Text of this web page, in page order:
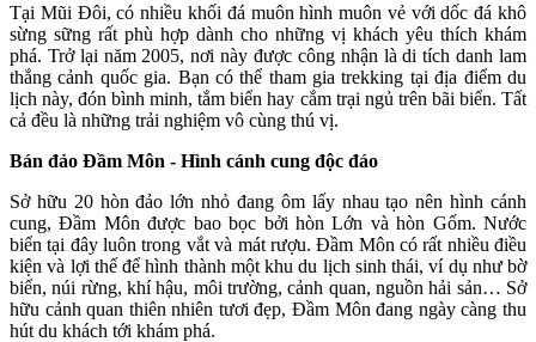
Tại Mũi Đôi, có nhiều khối đá muôn hình muôn vẻ với dốc đá khô
sừng sững rất phù hợp dành cho những vị khách yêu thích khám
phá. Trở lại năm 2005, nơi này được công nhận là di tích danh lam
thắng cảnh quốc gia. Bạn có thể tham gia trekking tại địa điểm du
lịch này, đón bình minh, tắm biển hay cắm trại ngủ trên bãi biển. Tất
cả đều là những trải nghiệm vô cùng thú vị.
Bán đảo Đầm Môn - Hình cánh cung độc đáo
Sở hữu 20 hòn đảo lớn nhỏ đang ôm lấy nhau tạo nên hình cánh
cung, Đầm Môn được bao bọc bởi hòn Lớn và hòn Gốm. Nước
biển tại đây luôn trong vắt và mát rượu. Đầm Môn có rất nhiều điều
kiện và lợi thế để hình thành một khu du lịch sinh thái, ví dụ như bờ
biển, núi rừng, khí hậu, môi trường, cảnh quan, nguồn hải sản… Sở
hữu cảnh quan thiên nhiên tươi đẹp, Đầm Môn đang ngày càng thu
hút du khách tới khám phá.